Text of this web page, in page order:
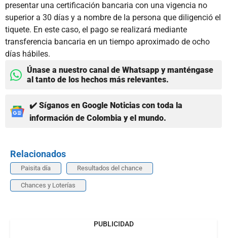
presentar una certificación bancaria con una vigencia no
superior a 30 días y a nombre de la persona que diligenció el
tiquete. En este caso, el pago se realizará mediante
transferencia bancaria en un tiempo aproximado de ocho
días hábiles.
Únase a nuestro canal de Whatsapp y manténgase
al tanto de los hechos más relevantes.
✔️ Síganos en Google Noticias con toda la
información de Colombia y el mundo.
Relacionados
Paisita día Resultados del chance
Chances y Loterías
PUBLICIDAD